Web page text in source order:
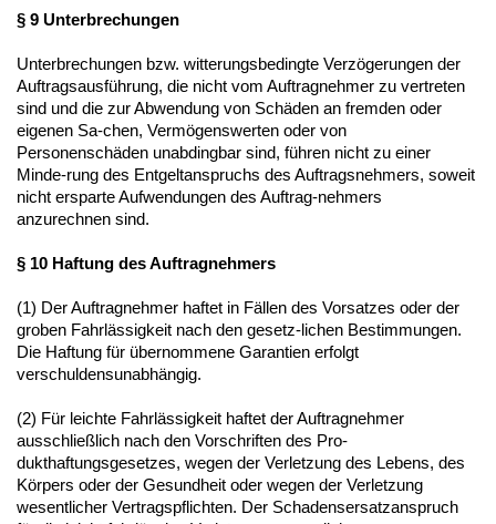
§ 9 Unterbrechungen
Unterbrechungen bzw. witterungsbedingte Verzögerungen der
Auftragsausführung, die nicht vom Auftragnehmer zu vertreten
sind und die zur Abwendung von Schäden an fremden oder
eigenen Sa-chen, Vermögenswerten oder von
Personenschäden unabdingbar sind, führen nicht zu einer
Minde-rung des Entgeltanspruchs des Auftragsnehmers, soweit
nicht ersparte Aufwendungen des Auftrag-nehmers
anzurechnen sind.
§ 10 Haftung des Auftragnehmers
(1) Der Auftragnehmer haftet in Fällen des Vorsatzes oder der
groben Fahrlässigkeit nach den gesetz-lichen Bestimmungen.
Die Haftung für übernommene Garantien erfolgt
verschuldensunabhängig.
(2) Für leichte Fahrlässigkeit haftet der Auftragnehmer
ausschließlich nach den Vorschriften des Pro-
dukthaftungsgesetzes, wegen der Verletzung des Lebens, des
Körpers oder der Gesundheit oder wegen der Verletzung
wesentlicher Vertragspflichten. Der Schadensersatzanspruch